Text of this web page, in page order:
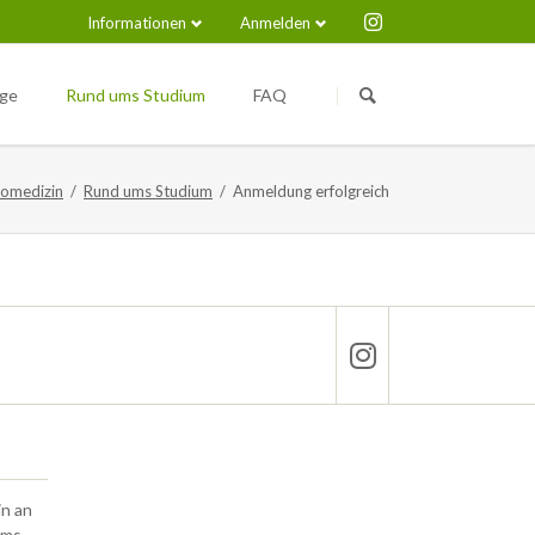
Anmelden
Informationen
überspringen
Infection (M.Sc.)
Rund ums Studium FAQ
Rund ums Studium Anmeldung erfolgreich
an